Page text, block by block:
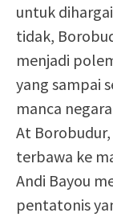
untuk
tidak,
menjadi
yang sampai
manca
At
terbawa ke
Andi Bayou
pentatonis